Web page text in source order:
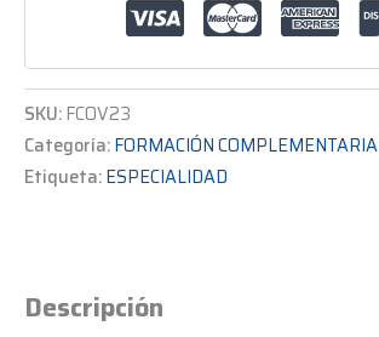
SKU: FCOV23
Categoría:FORMACIÓN COMPLEMENTARIA
Etiqueta:ESPECIALIDAD
Descripción